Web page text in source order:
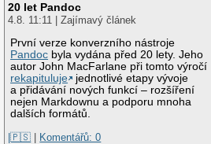
20 let Pandoc
4.8. 11:11 | Zajímavý článek
První verze konverzního nástroje
Pandoc byla vydána před 20 lety. Jeho
autor John MacFarlane při tomto výročí
rekapituluje
jednotlivé etapy vývoje
a přidávání nových funkcí – rozšíření
nejen Markdownu a podporu mnoha
dalších formátů.
|🇵🇸 | Komentářů: 0